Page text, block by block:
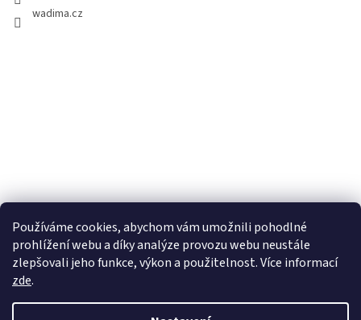
Používáme cookies, abychom vám umožnili pohodlné
prohlížení webu a díky analýze provozu webu neustále
zlepšovali jeho funkce, výkon a použitelnost. Více informací
zde.
wadima.cz